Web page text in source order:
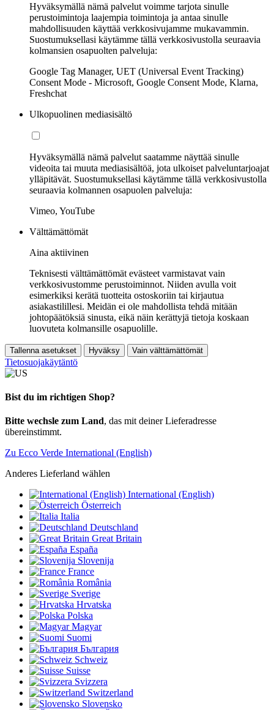
Hyväksymällä nämä palvelut voimme tarjota sinulle
perustoimintoja laajempia toimintoja ja antaa sinulle
mahdollisuuden käyttää verkkosivujamme mukavammin.
Suostumuksellasi käytämme tällä verkkosivustolla seuraavia
kolmansien osapuolten palveluja:
Google Tag Manager, UET (Universal Event Tracking)
Consent Mode - Microsoft, Google Consent Mode, Klarna,
Freshchat
Ulkopuolinen mediasisältö
Hyväksymällä nämä palvelut saatamme näyttää sinulle
videoita tai muuta mediasisältöä, jota ulkoiset palveluntarjoajat
ylläpitävät. Suostumuksellasi käytämme tällä verkkosivustolla
seuraavia kolmannen osapuolen palveluja:
Vimeo, YouTube
Välttämättömät
Aina aktiivinen
Teknisesti välttämättömät evästeet varmistavat vain
verkkosivustomme perustoiminnot. Niiden avulla voit
esimerkiksi kerätä tuotteita ostoskoriin tai kirjautua
asiakastilillesi. Meidän ei ole mahdollista tehdä mitään
johtopäätöksiä sinusta, eikä näin kerättyjä tietoja koskaan
luovuteta kolmansille osapuolille.
Tallenna asetukset Hyväksy Vain välttämättömät
Tietosuojakäytäntö
Bist du im richtigen Shop?
Bitte wechsle zum Land, das mit deiner Lieferadresse
übereinstimmt.
Zu Ecco Verde International (English)
Anderes Lieferland wählen
International (English)
Österreich
Italia
Deutschland
Great Britain
España
Slovenija
France
România
Sverige
Hrvatska
Polska
Magyar
Suomi
България
Schweiz
Suisse
Svizzera
Switzerland
Slovensko